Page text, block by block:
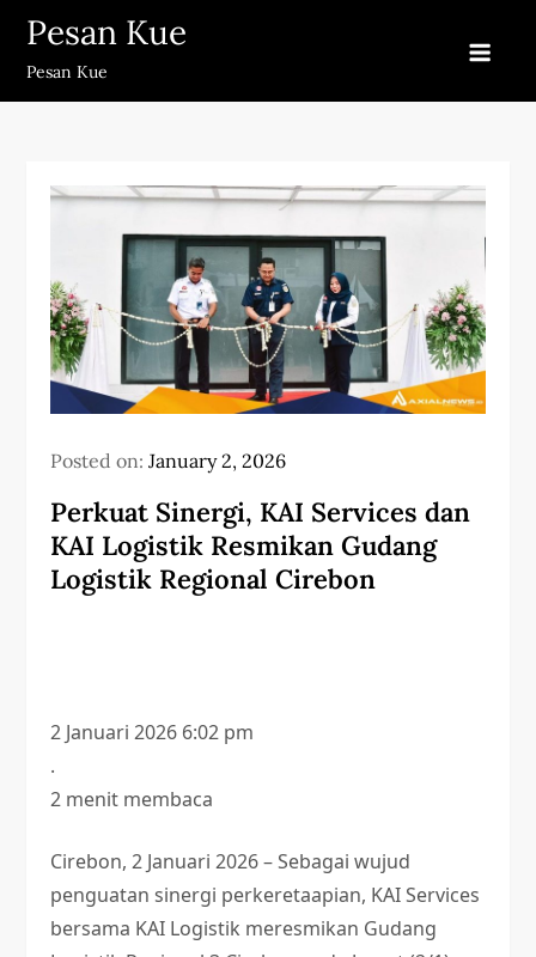
Skip
content
Pesan Kue
Pesan Kue
Posted on:January 2, 2026
Perkuat Sinergi, KAI Services dan
KAI Logistik Resmikan Gudang
Logistik Regional Cirebon
2 Januari 2026 6:02 pm
.
2 menit membaca
Cirebon, 2 Januari 2026 – Sebagai wujud
penguatan sinergi perkeretaapian, KAI Services
bersama KAI Logistik meresmikan Gudang